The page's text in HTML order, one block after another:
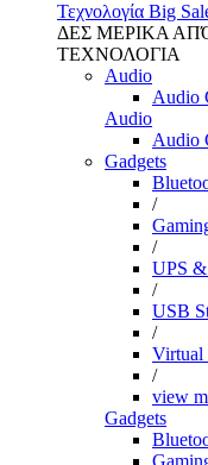
Τεχνολογία Big
ΔΕΣ ΜΕΡΙΚΑ
ΤΕΧΝΟΛΟΓΙΑ
Audio
Audio
Audio
Audio
Gadgets
/
/
UPS
/
USB
/
Virtual
/
view
Gadgets